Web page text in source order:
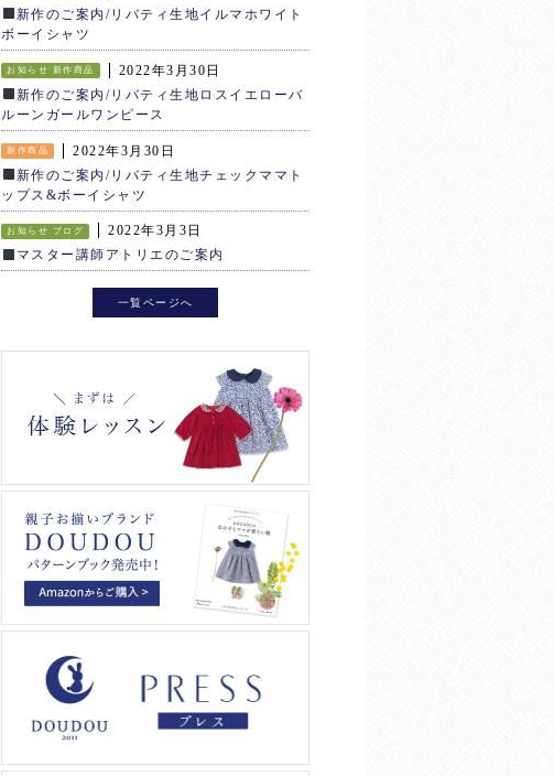
新作のご案内/リバティ生地イルマホワイト
ボーイシャツ
お知らせ 新作商品
2022年3月30日
新作のご案内/リバティ生地ロスイエローバ
ルーンガールワンピース
新作商品
2022年3月30日
新作のご案内/リバティ生地チェックママト
ップス&ボーイシャツ
お知らせ ブログ
2022年3月3日
マスター講師アトリエのご案内
一覧ページへ